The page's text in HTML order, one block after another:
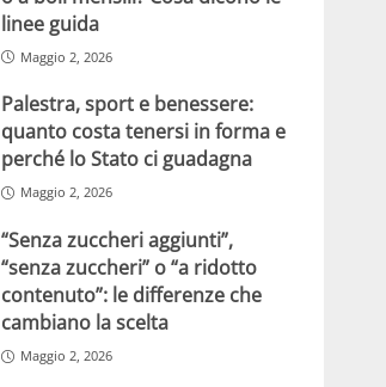
linee guida
Maggio 2, 2026
Palestra, sport e benessere:
quanto costa tenersi in forma e
perché lo Stato ci guadagna
Maggio 2, 2026
“Senza zuccheri aggiunti”,
“senza zuccheri” o “a ridotto
contenuto”: le differenze che
cambiano la scelta
Maggio 2, 2026